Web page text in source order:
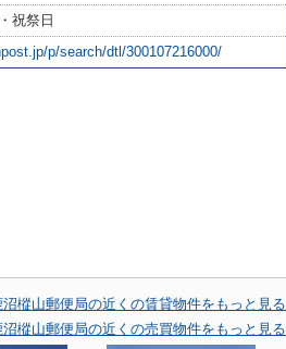
祝祭日
p/search/dtl/300107216000/
沼樅山郵便局の近くの賃貸物件をもっと見る
沼樅山郵便局の近くの売買物件をもっと見る